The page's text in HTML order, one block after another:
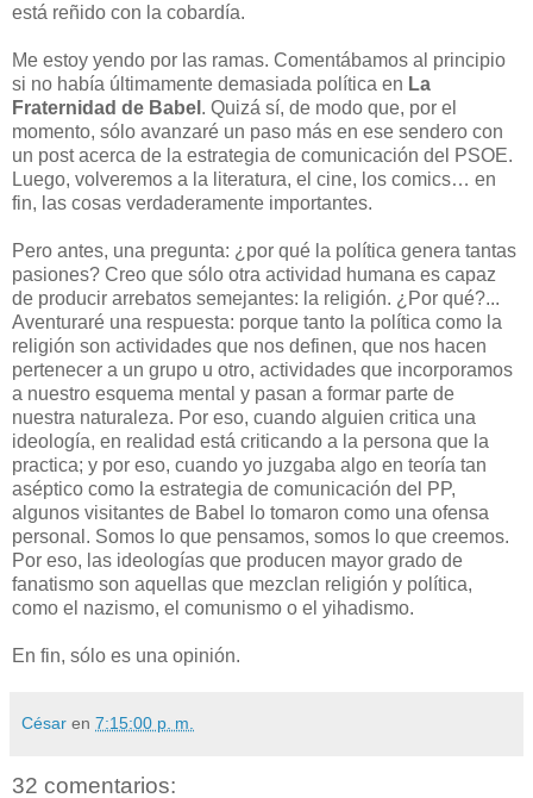
está reñido con la cobardía.
Me estoy yendo por las ramas. Comentábamos al principio
si no había últimamente demasiada política en La
Fraternidad de Babel . Quizá sí, de modo que, por el
momento, sólo avanzaré un paso más en ese sendero con
un post acerca de la estrategia de comunicación del PSOE.
Luego, volveremos a la literatura, el cine, los comics… en
fin, las cosas verdaderamente importantes.
Pero antes, una pregunta: ¿por qué la política genera tantas
pasiones? Creo que sólo otra actividad humana es capaz
de producir arrebatos semejantes: la religión. ¿Por qué?...
Aventuraré una respuesta: porque tanto la política como la
religión son actividades que nos definen, que nos hacen
pertenecer a un grupo u otro, actividades que incorporamos
a nuestro esquema mental y pasan a formar parte de
nuestra naturaleza. Por eso, cuando alguien critica una
ideología, en realidad está criticando a la persona que la
practica; y por eso, cuando yo juzgaba algo en teoría tan
aséptico como la estrategia de comunicación del PP,
algunos visitantes de Babel lo tomaron como una ofensa
personal. Somos lo que pensamos, somos lo que creemos.
Por eso, las ideologías que producen mayor grado de
fanatismo son aquellas que mezclan religión y política,
como el nazismo, el comunismo o el yihadismo.
En fin, sólo es una opinión.
César en 7:15:00 p. m.
32 comentarios: